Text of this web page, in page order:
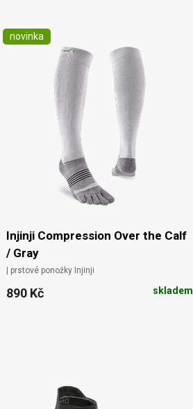
novinka
Injinji Compression Over the Calf
/ Gray
| prstové ponožky Injinji
890 Kč skladem